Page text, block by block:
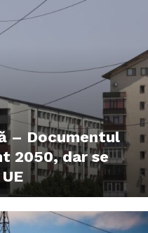
– Documentul
2050, dar se